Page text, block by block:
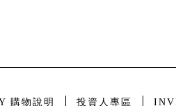
購物說明 投資人專區